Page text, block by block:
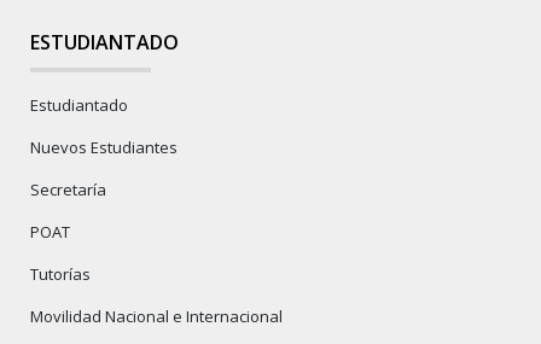
ESTUDIANTADO
Estudiantado
Nuevos Estudiantes
Secretaría
POAT
Tutorías
Movilidad Nacional e Internacional